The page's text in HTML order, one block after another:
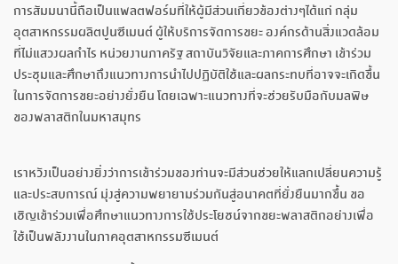
การสัมมนานี้ถือเป็นแพลตฟอร์มที่ให้ผู้มีส่วนเกี่ยวข้องต่างๆได้แก่ กลุ่ม
อุตสาหกรรมผลิตปูนซีเมนต์ ผู้ให้บริการจัดการขยะ องค์กรด้านสิ่งแวดล้อม
ที่ไม่แสวงผลกำไร หน่วยงานภาครัฐ สถาบันวิจัยและภาคการศึกษา เข้าร่วม
ประชุมและศึกษาถึงแนวทางการนำไปปฏิบัติใช้และผลกระทบที่อาจจะเกิดขึ้น
ในการจัดการขยะอย่างยั่งยืน โดยเฉพาะแนวทางที่จะช่วยรับมือกับมลพิษ
ของพลาสติกในมหาสมุทร
เราหวังเป็นอย่างยิ่งว่าการเข้าร่วมของท่านจะมีส่วนช่วยให้แลกเปลี่ยนความรู้
และประสบการณ์ มุ่งสู่ความพยายามร่วมกันสู่อนาคตที่ยั่งยืนมากขึ้น ขอ
เชิญเข้าร่วมเพื่อศึกษาแนวทางการใช้ประโยชน์จากขยะพลาสติกอย่างเพื่อ
ใช้เป็นพลังงานในภาคอุตสาหกรรมซีเมนต์